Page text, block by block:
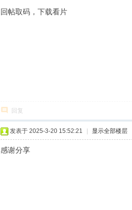
回帖取码，下载看片
回复
发表于 2025-3-20 15:52:21 显示全部楼层
感谢分享